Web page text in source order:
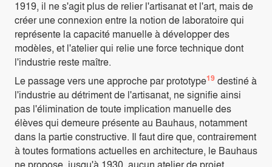
1919, il ne s'agit plus de relier l'artisanat et l'art, mais de
créer une connexion entre la notion de laboratoire qui
représente la capacité manuelle à développer des
modèles, et l'atelier qui relie une force technique dont
l'industrie reste maître.
Le passage vers une approche par prototype19 destiné à
l'industrie au détriment de l'artisanat, ne signifie ainsi
pas l'élimination de toute implication manuelle des
élèves qui demeure présente au Bauhaus, notamment
dans la partie constructive. Il faut dire que, contrairement
à toutes formations actuelles en architecture, le Bauhaus
ne propose, jusqu'à 1930, aucun atelier de projet